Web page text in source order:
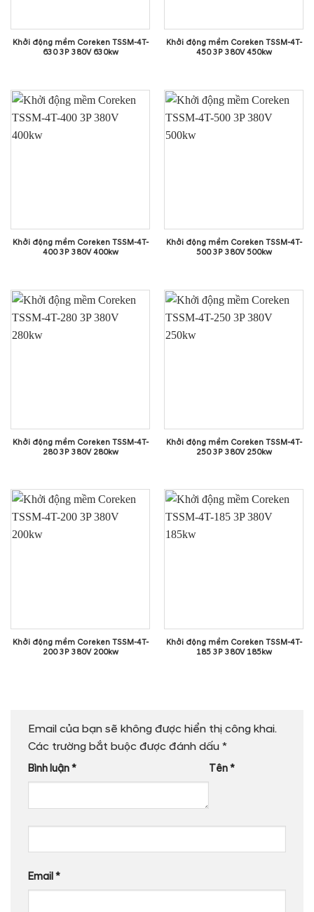
Khởi động mềm Coreken TSSM-4T-
630 3P 380V 630kw
Khởi động mềm Coreken TSSM-4T-
450 3P 380V 450kw
Khởi động mềm Coreken TSSM-4T-
400 3P 380V 400kw
Khởi động mềm Coreken TSSM-4T-
500 3P 380V 500kw
Khởi động mềm Coreken TSSM-4T-
280 3P 380V 280kw
Khởi động mềm Coreken TSSM-4T-
250 3P 380V 250kw
Khởi động mềm Coreken TSSM-4T-
200 3P 380V 200kw
Khởi động mềm Coreken TSSM-4T-
185 3P 380V 185kw
Email của bạn sẽ không được hiển thị công khai.
Các trường bắt buộc được đánh dấu *
Bình luận* Tên*
Email*